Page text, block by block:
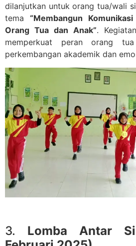
dilanjutkan untuk orang tua/wali
tema “Membangun
Orang Tua dan Anak”.
memperkuat peran orang
perkembangan akademik dan
3. Lomba Antar